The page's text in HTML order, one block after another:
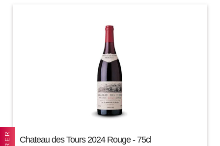
Chateau des Tours 2024 Rouge - 75cl